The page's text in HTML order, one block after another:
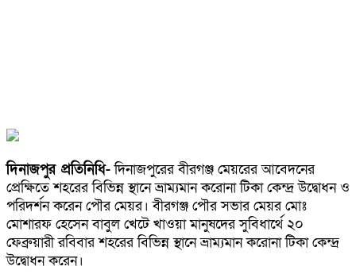
দিনাজপুর প্রতিনিধি-দিনাজপুরের বীরগঞ্জ মেয়রের আবেদনের
প্রেক্ষিতে শহরের বিভিন্ন স্থানে ভ্রাম্যমান করোনা টিকা কেন্দ্র উদ্বোধন ও
পরিদর্শন করেন পৌর মেয়র। বীরগঞ্জ পৌর সভার মেয়র মোঃ
মোশারফ হেসেন বাবুল খেটে খাওয়া মানুষদের সুবিধার্থে ২০
ফেব্রুয়ারী রবিবার শহরের বিভিন্ন স্থানে ভ্রাম্যমান করোনা টিকা কেন্দ্র
উদ্বোধন করেন।